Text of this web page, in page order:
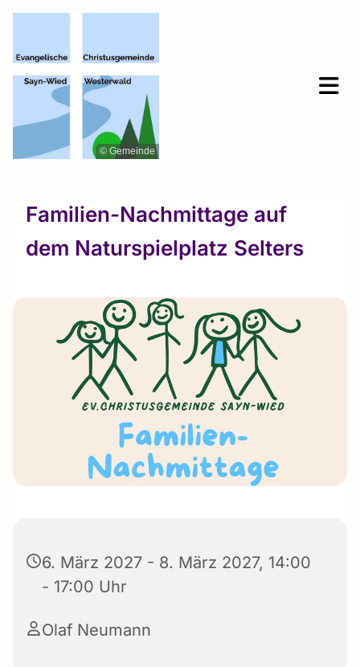
© Gemeinde
Familien-Nachmittage auf
dem Naturspielplatz Selters
6. März 2027 - 8. März 2027, 14:00
- 17:00 Uhr
Olaf Neumann